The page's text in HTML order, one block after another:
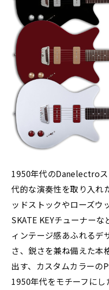
1950年代のDanelectro
代的な演奏性を取り入れ
ッドストックやローズウ
SKATE KEYチューナー
ィンテージ感あふれるデ
さ、鋭さを兼ね備えた本
出す、カスタムカラーの
1950年代をモチーフに